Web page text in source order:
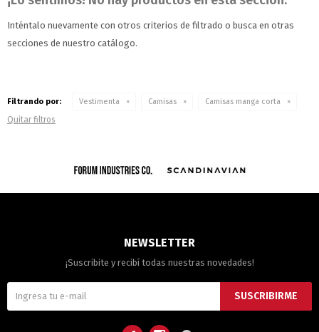
Inténtalo nuevamente con otros criterios de filtrado o busca en otras
secciones de nuestro catálogo.
Filtrando por: Vestimenta Camisas Camisas manga corta
Quitar filtros
NEWSLETTER
¡Suscribite y recibí todas nuestras novedades!
SUSCRIBIRME